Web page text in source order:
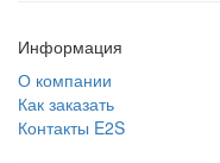
Информация
О компании
Как заказать
Контакты E2S